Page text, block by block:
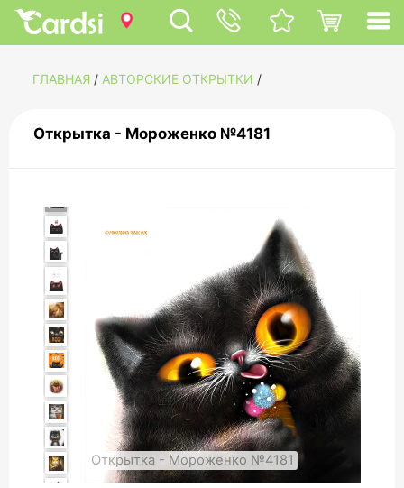
ГЛАВНАЯ / АВТОРСКИЕ ОТКРЫТКИ /
Открытка - Мороженко №4181
Открытка - Мороженко №4181